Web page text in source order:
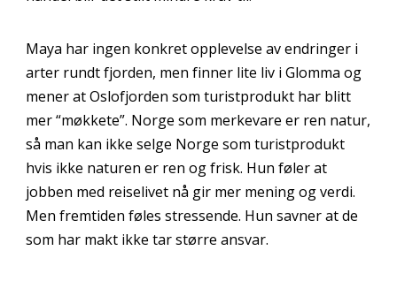
Maya har ingen konkret opplevelse av endringer i
arter rundt fjorden, men finner lite liv i Glomma og
mener at Oslofjorden som turistprodukt har blitt
mer “møkkete”. Norge som merkevare er ren natur,
så man kan ikke selge Norge som turistprodukt
hvis ikke naturen er ren og frisk. Hun føler at
jobben med reiselivet nå gir mer mening og verdi.
Men fremtiden føles stressende. Hun savner at de
som har makt ikke tar større ansvar.